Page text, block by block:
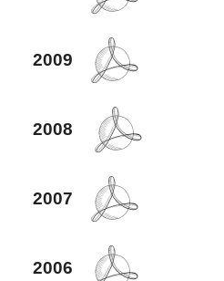
2009
2008
2007
2006